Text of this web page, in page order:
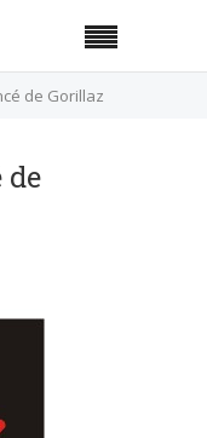
de Gorillaz
de